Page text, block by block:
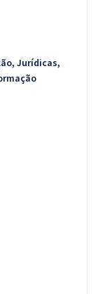
Jurídicas,